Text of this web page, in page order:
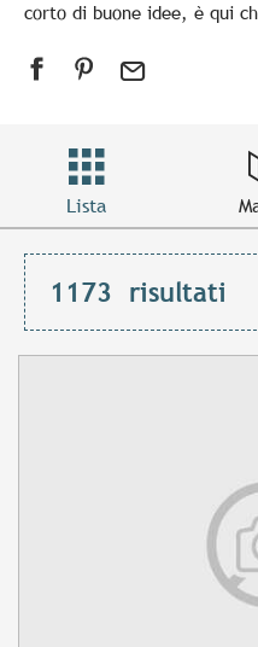
corto di buone idee, è qui
Lista
1173 risultati